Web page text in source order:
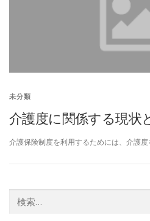
未分類
介護度に関係する現状
介護保険制度を利用するためには、介護
索: